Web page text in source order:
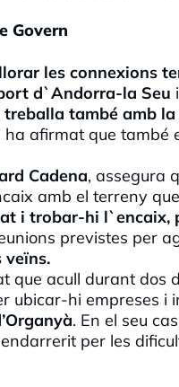
Govern
les connexions
d`Andorra-la Seu
treballa també amb
ha afirmat que també
Cadena, assegura
amb el terreny
i trobar-hi l`encaix,
previstes per
veïns.
que acull durant dos
ubicar-hi empreses
. En el seu
per les